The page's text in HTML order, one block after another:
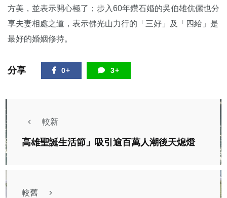
方美，並表示開心極了；步入60年鑽石婚的吳伯雄伉儷也分
享夫妻相處之道，表示佛光山力行的「三好」及「四給」是
最好的婚姻修持。
分享 0+ 3+
較新
高雄聖誕生活節」吸引逾百萬人潮後天熄燈
較舊